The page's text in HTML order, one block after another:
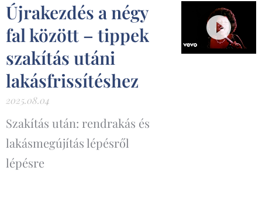
Újrakezdés a négy
fal között – tippek
szakítás utáni
lakásfrissítéshez
2025.08.04
Szakítás után: rendrakás és
lakásmegújítás lépésről
lépésre